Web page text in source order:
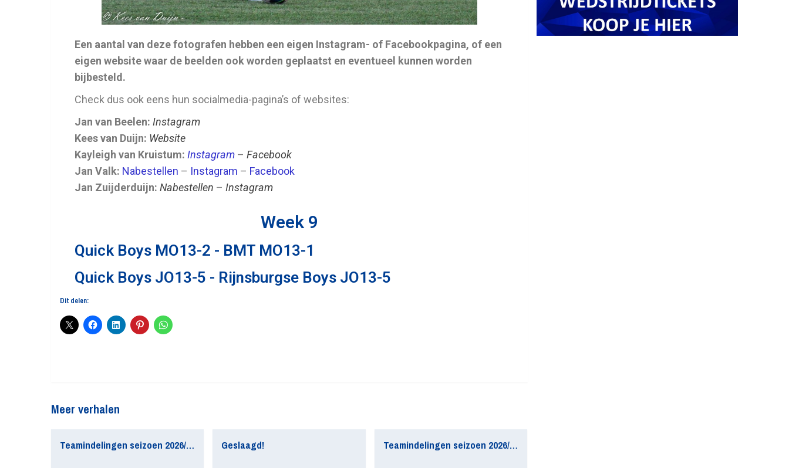
Een aantal van deze fotografen hebben een eigen Instagram- of Facebookpagina, of een
eigen website waar de beelden ook worden geplaatst en eventueel kunnen worden
bijbesteld.
Check dus ook eens hun socialmedia-pagina’s of websites:
Jan van Beelen: Instagram
Kees van Duijn: Website
Kayleigh van Kruistum: Instagram – Facebook
Jan Valk: Nabestellen – Instagram – Facebook
Jan Zuijderduijn: Nabestellen – Instagram
Week 9
Quick Boys MO13-2 - BMT MO13-1
Quick Boys JO13-5 - Rijnsburgse Boys JO13-5
Dit delen:
Meer verhalen
Teamindelingen seizoen 2026/2027 update Geslaagd! Teamindelingen seizoen 2026/2027